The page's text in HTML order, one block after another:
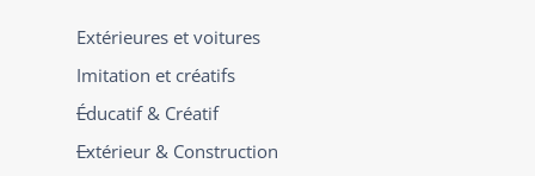
Extérieures et voitures
Imitation et créatifs
Éducatif & Créatif
Extérieur & Construction